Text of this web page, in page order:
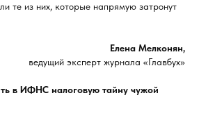
те из них, которые напрямую затронут
Елена Мелконян,
ведущий эксперт журнала «Главбух»
в ИФНС налоговую тайну чужой